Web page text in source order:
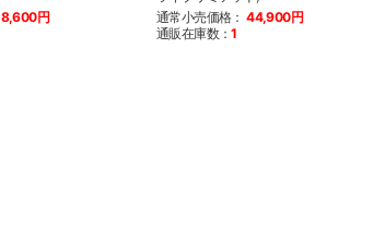
円
通常小売価格： 44,900円
通販在庫数：1